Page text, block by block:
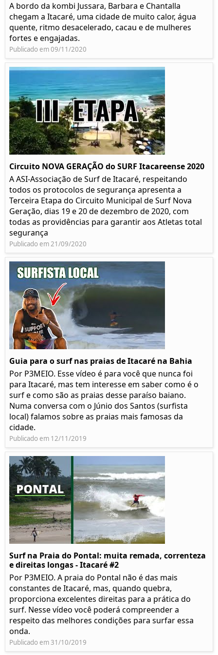
A bordo da kombi Jussara, Barbara e Chantalla
chegam a Itacaré, uma cidade de muito calor, água
quente, ritmo desacelerado, cacau e de mulheres
fortes e engajadas.
Publicado em 09/11/2020
Circuito NOVA GERAÇÃO do SURF Itacareense 2020
A ASI-Associação de Surf de Itacaré, respeitando
todos os protocolos de segurança apresenta a
Terceira Etapa do Circuito Municipal de Surf Nova
Geração, dias 19 e 20 de dezembro de 2020, com
todas as providências para garantir aos Atletas total
segurança
Publicado em 21/09/2020
Guia para o surf nas praias de Itacaré na Bahia
Por P3MEIO. Esse vídeo é para você que nunca foi
para Itacaré, mas tem interesse em saber como é o
surf e como são as praias desse paraíso baiano.
Numa conversa com o Júnio dos Santos (surfista
local) falamos sobre as praias mais famosas da
cidade.
Publicado em 12/11/2019
Surf na Praia do Pontal: muita remada, correnteza
e direitas longas - Itacaré #2
Por P3MEIO. A praia do Pontal não é das mais
constantes de Itacaré, mas, quando quebra,
proporciona excelentes direitas para a prática do
surf. Nesse vídeo você poderá compreender a
respeito das melhores condições para surfar essa
onda.
Publicado em 31/10/2019